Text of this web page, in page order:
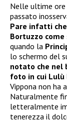
Nelle ultime ore
passato
Pare infatti
Bortuzzo
quando la
lo schermo del
notato che nel
foto in cui Lulù
Vippona non ha
Naturalmente
letteralmente
tenerezza il